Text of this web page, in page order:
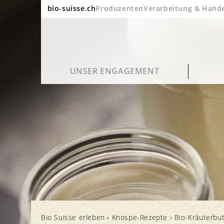
bio-suisse.chProduzentenVerarbeitung &
UNSER ENGAGEMENT
Nachhaltigkeit
Qualität und Geschmack
Gesundheit
Häufige Fragen
Verarbeitung und Verpackung
Label und Kontrolle
Bio Suisse Portrait
Bio in Zahlen
Jahresberichte
Blog
Kino
Newsletter
Bio Suisse erleben› Knospe-Rezepte › Bio-